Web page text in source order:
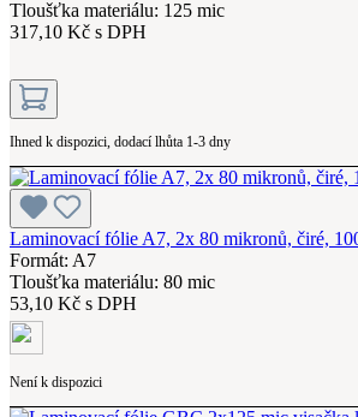
Tloušťka materiálu: 125 mic
317,10 Kč s DPH
Ihned k dispozici, dodací lhůta 1-3 dny
Laminovací fólie A7, 2x 80 mikronů, čiré,
Formát: A7
Tloušťka materiálu: 80 mic
53,10 Kč s DPH
Není k dispozici